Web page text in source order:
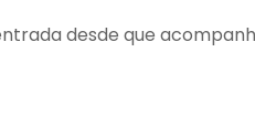
desde que